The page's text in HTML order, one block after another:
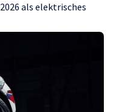
als elektrisches